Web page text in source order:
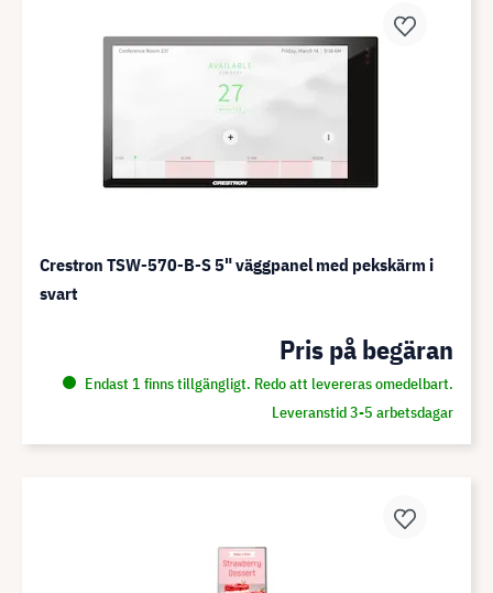
Crestron TSW-570-B-S 5" väggpanel med pekskärm i
svart
Pris på begäran
Endast 1 finns tillgängligt. Redo att levereras omedelbart.
Leveranstid 3-5 arbetsdagar